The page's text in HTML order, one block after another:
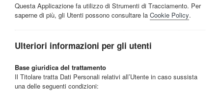
Questa Applicazione fa utilizzo di Strumenti di Tracciamento. Per
saperne di più, gli Utenti possono consultare la Cookie Policy.
Ulteriori informazioni per gli utenti
Base giuridica del trattamento
Il Titolare tratta Dati Personali relativi all’Utente in caso sussista
una delle seguenti condizioni: